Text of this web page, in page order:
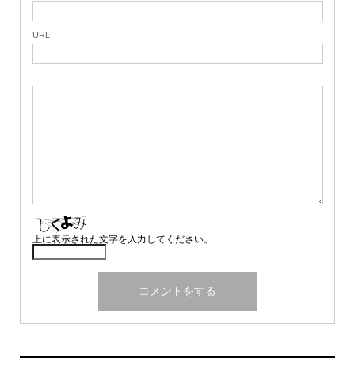
URL
上に表示された文字を入力してください。